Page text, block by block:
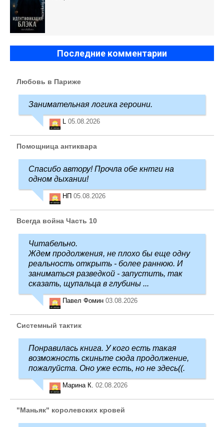
Последние комментарии
Любовь в Париже
Занимательная логика героини.
L 05.08.2026
Помощница антиквара
Спасибо автору! Прочла обе кнтги на
одном дыхании!
НП 05.08.2026
Всегда война Часть 10
Читабельно.
Ждем продолжения, не плохо бы еще одну
реальность открыть - более раннюю. И
заниматься разведкой - запустить, так
сказать, щупальца в глубины ...
Павел Фомин 03.08.2026
Системный тактик
Понравилась книга. У кого есть такая
возможность скиньте сюда продолжение,
пожалуйста. Оно уже есть, но не здесь((.
Марина К. 02.08.2026
"Маньяк" королевских кровей